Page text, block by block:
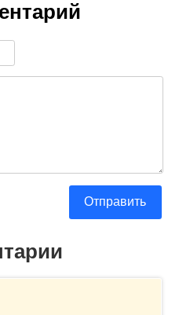
Отправить